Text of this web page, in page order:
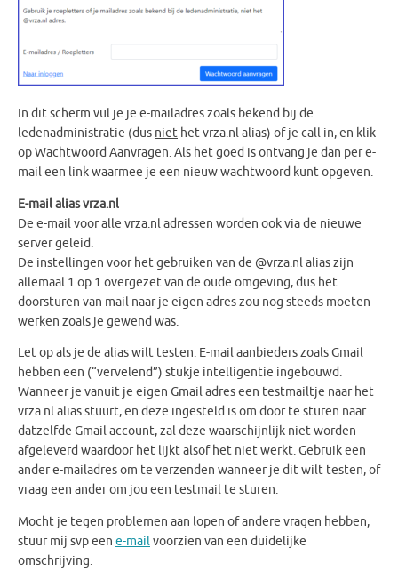
In dit scherm vul je je e-mailadres zoals bekend bij de
ledenadministratie (dus niet het vrza.nl alias) of je call in, en klik
op Wachtwoord Aanvragen. Als het goed is ontvang je dan per e-
mail een link waarmee je een nieuw wachtwoord kunt opgeven.
E-mail alias vrza.nl
De e-mail voor alle vrza.nl adressen worden ook via de nieuwe
server geleid.
De instellingen voor het gebruiken van de @vrza.nl alias zijn
allemaal 1 op 1 overgezet van de oude omgeving, dus het
doorsturen van mail naar je eigen adres zou nog steeds moeten
werken zoals je gewend was.
Let op als je de alias wilt testen: E-mail aanbieders zoals Gmail
hebben een (“vervelend”) stukje intelligentie ingebouwd.
Wanneer je vanuit je eigen Gmail adres een testmailtje naar het
vrza.nl alias stuurt, en deze ingesteld is om door te sturen naar
datzelfde Gmail account, zal deze waarschijnlijk niet worden
afgeleverd waardoor het lijkt alsof het niet werkt. Gebruik een
ander e-mailadres om te verzenden wanneer je dit wilt testen, of
vraag een ander om jou een testmail te sturen.
Mocht je tegen problemen aan lopen of andere vragen hebben,
stuur mij svp een e-mailvoorzien van een duidelijke
omschrijving.